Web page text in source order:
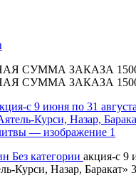
СУММА ЗАКАЗА
СУММА ЗАКАЗА
Без категории акция-с 9
Курси, Назар, Баракат»